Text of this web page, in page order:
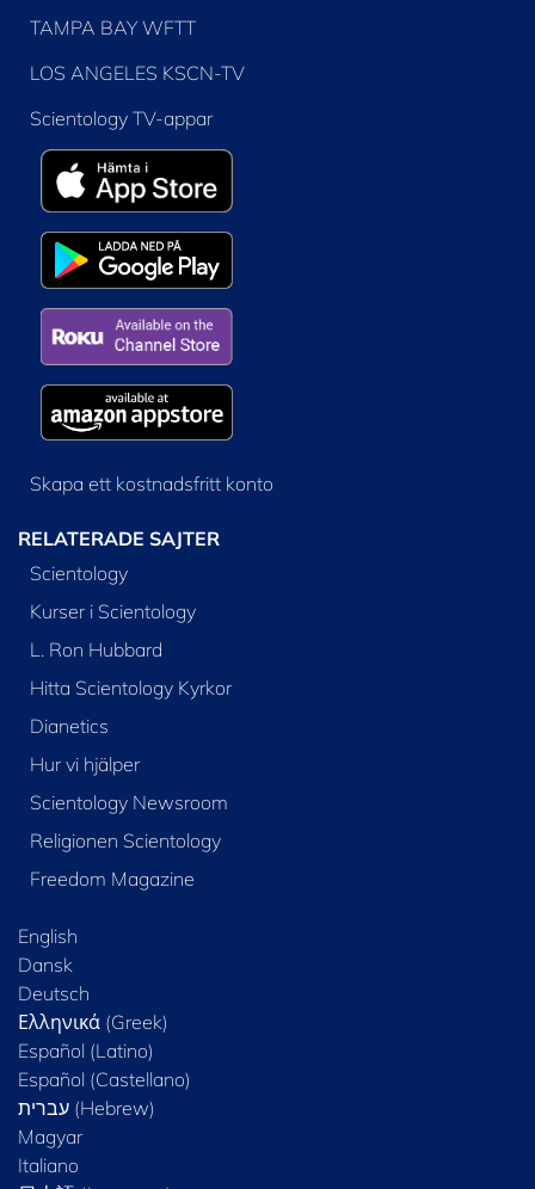
TAMPA BAY WFTT
LOS ANGELES KSCN-TV
Scientology TV-appar
Skapa ett kostnadsfritt konto
RELATERADE SAJTER
Scientology
Kurser i Scientology
L. Ron Hubbard
Hitta Scientology Kyrkor
Dianetics
Hur vi hjälper
Scientology Newsroom
Religionen Scientology
Freedom Magazine
English
Dansk
Deutsch
Ελληνικά (Greek)
Español (Latino)
Español (Castellano)
Magyar
Italiano